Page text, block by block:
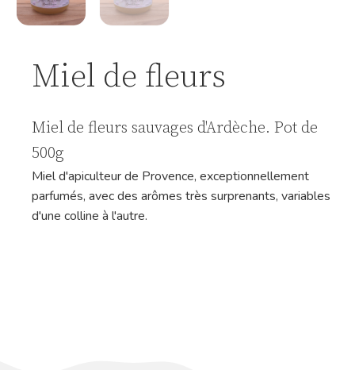
Miel de fleurs
Miel de fleurs sauvages d'Ardèche. Pot de
500g
Miel d'apiculteur de Provence, exceptionnellement
parfumés, avec des arômes très surprenants, variables
d'une colline à l'autre.